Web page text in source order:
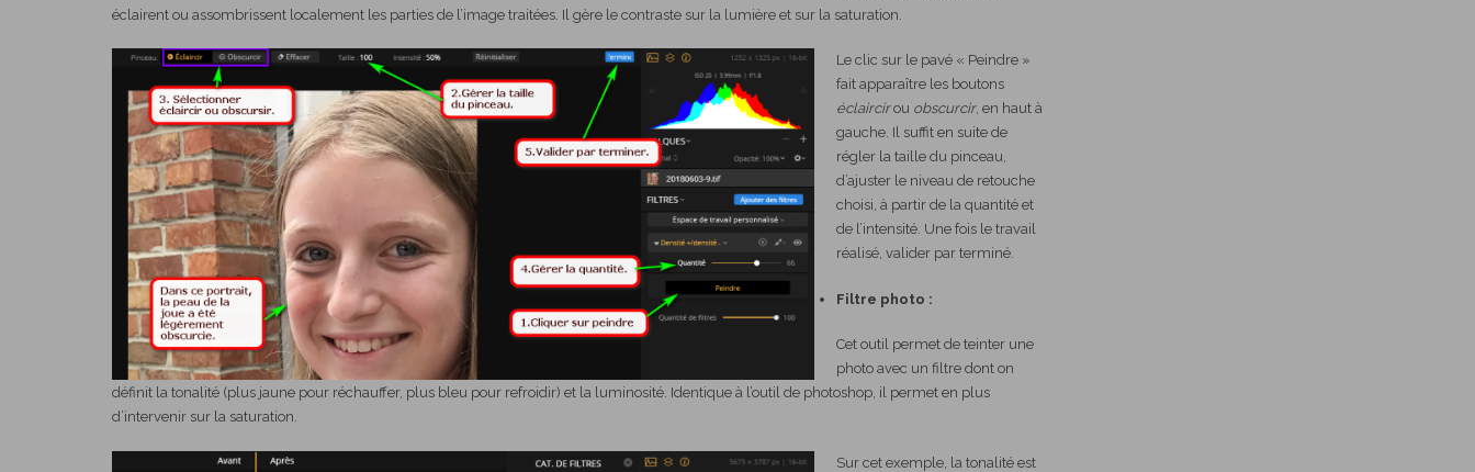
éclairent ou assombrissent localement les parties de l’image traitées. Il gère le contraste sur la lumière et sur la saturation.
Le clic sur le pavé « Peindre »
fait apparaître les boutons
éclaircirou obscurcir, en haut à
gauche. Il suffit en suite de
régler la taille du pinceau,
d’ajuster le niveau de retouche
choisi, à partir de la quantité et
de l’intensité. Une fois le travail
réalisé, valider par terminé.
Filtre photo :
Cet outil permet de teinter une
photo avec un filtre dont on
définit la tonalité (plus jaune pour réchauffer, plus bleu pour refroidir) et la luminosité. Identique à l’outil de photoshop, il permet en plus
d’intervenir sur la saturation.
Sur cet exemple, la tonalité est